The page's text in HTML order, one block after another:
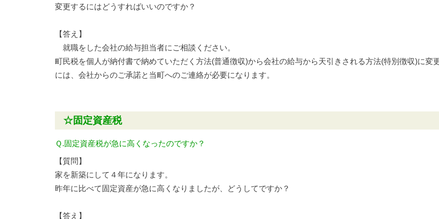
変更するにはどうすればいいのですか？
【答え】
就職をした会社の給与担当者にご相談ください。
町民税を個人が納付書で納めていただく方法(普通徴収)から会社の給与から天引きされる方法(特別徴収)に変
には、会社からのご承諾と当町へのご連絡が必要になります。
☆固定資産税
Ｑ.固定資産税が急に高くなったのですか？
【質問】
家を新築にして４年になります。
昨年に比べて固定資産が急に高くなりましたが、どうしてですか？
【答え】